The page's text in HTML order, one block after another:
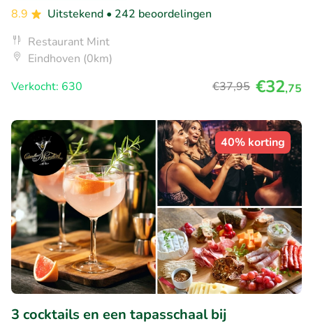
8.9
Uitstekend • 242 beoordelingen
Restaurant Mint
Eindhoven (0km)
Verkocht: 630
€37,95 €32,75
40% korting
3 cocktails en een tapasschaal bij